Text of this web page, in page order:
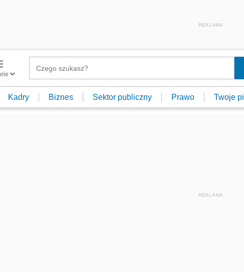
REKLAMA
Kadry Biznes Sektor publiczny Prawo Twoje